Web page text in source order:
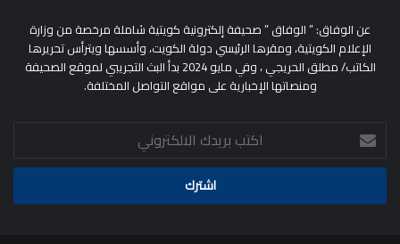
عن الوفاق: ” الوفاق ” صحيفة إلكترونية كويتية شاملة مرخصة من وزارة
الإعلام الكويتية، ومقرها الرئيسي دولة الكويت، وأسسها ويترأس تحريرها
الكاتب/ مطلق الحريجي ، وفي مايو 2024 بدأ البث التجريبي لموقع الصحيفة
ومنصاتها الإخبارية على مواقع التواصل المختلفة.
اكتب
بريدك
الالكتروني